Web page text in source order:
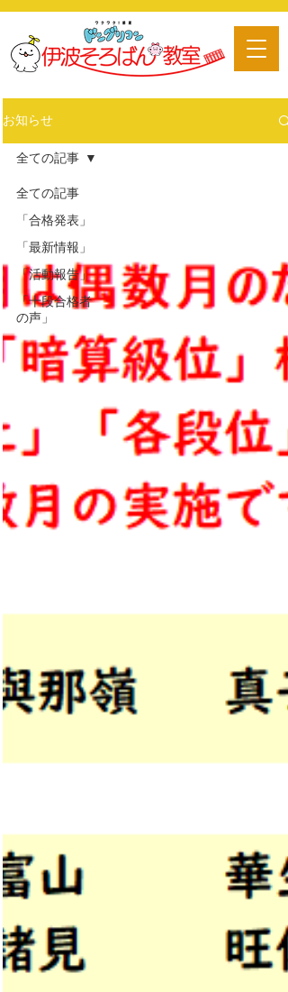
お知らせ
全ての記事
「合格発表」
「最新情報」
「活動報告」
「十段合格者
の声」
全ての記事